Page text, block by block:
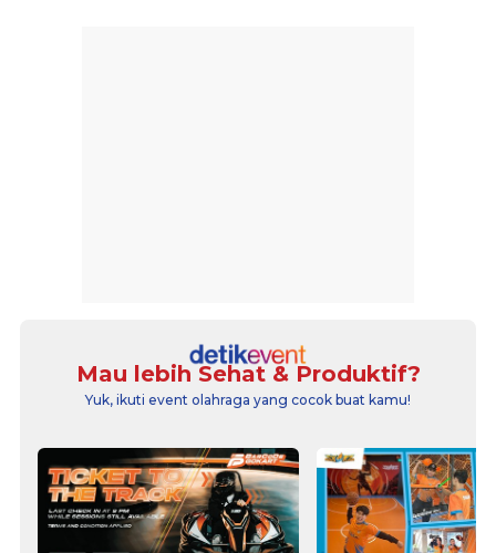
Mau lebih Sehat & Produktif?
Yuk, ikuti event olahraga yang cocok buat kamu!